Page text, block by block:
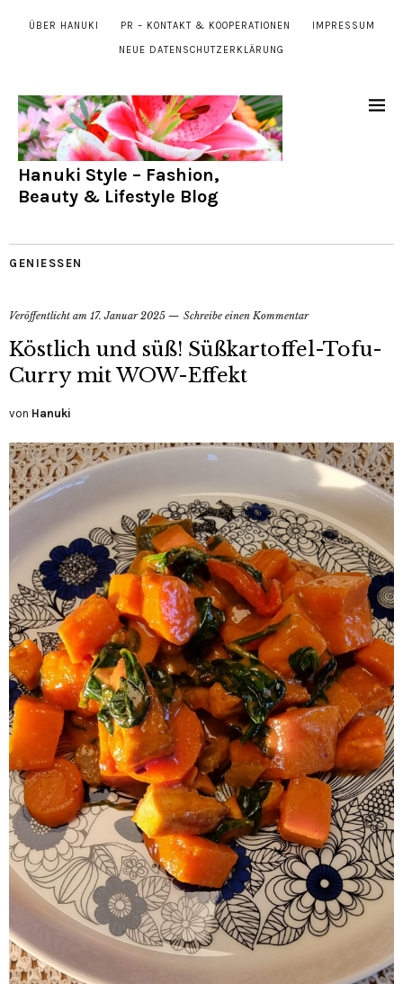
ÜBER HANUKI PR – KONTAKT & KOOPERATIONEN IMPRESSUM
NEUE DATENSCHUTZERKLÄRUNG
Hanuki Style – Fashion,
Beauty & Lifestyle Blog
GENIESSEN
Veröffentlicht am 17. Januar 2025 Schreibe einen Kommentar
Köstlich und süß! Süßkartoffel-Tofu-
Curry mit WOW-Effekt
von Hanuki